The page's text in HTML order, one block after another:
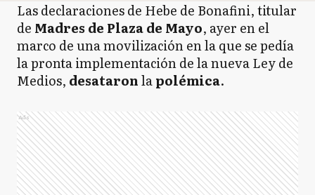
Las declaraciones de Hebe de Bonafini, titular
de Madres de Plaza de Mayo, ayer en el
marco de una movilización en la que se pedía
la pronta implementación de la nueva Ley de
Medios, desataronlapolémica.
Ads